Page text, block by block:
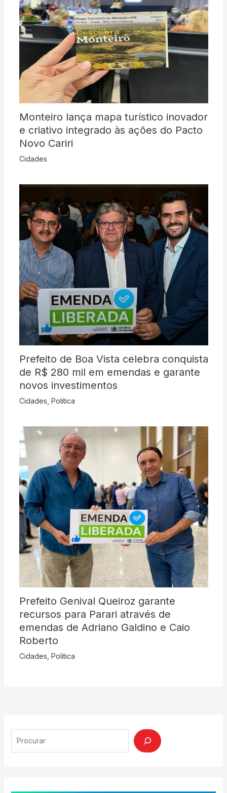
Monteiro lança mapa turístico inovador
e criativo integrado às ações do Pacto
Novo Cariri
Cidades
Prefeito de Boa Vista celebra conquista
de R$ 280 mil em emendas e garante
novos investimentos
Cidades Politica
Prefeito Genival Queiroz garante
recursos para Parari através de
emendas de Adriano Galdino e Caio
Roberto
Cidades Politica